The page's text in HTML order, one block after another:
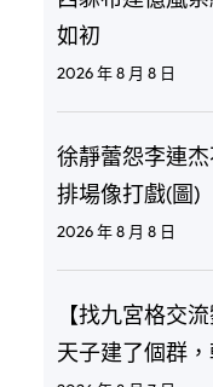
如初
2026 年 8 月 8 日
徐靜蕾怨李連
排場像打戲(圖)
2026 年 8 月 8 日
【找九宮格交
天子建了個群